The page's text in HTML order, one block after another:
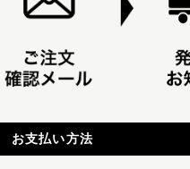
お支払い方法